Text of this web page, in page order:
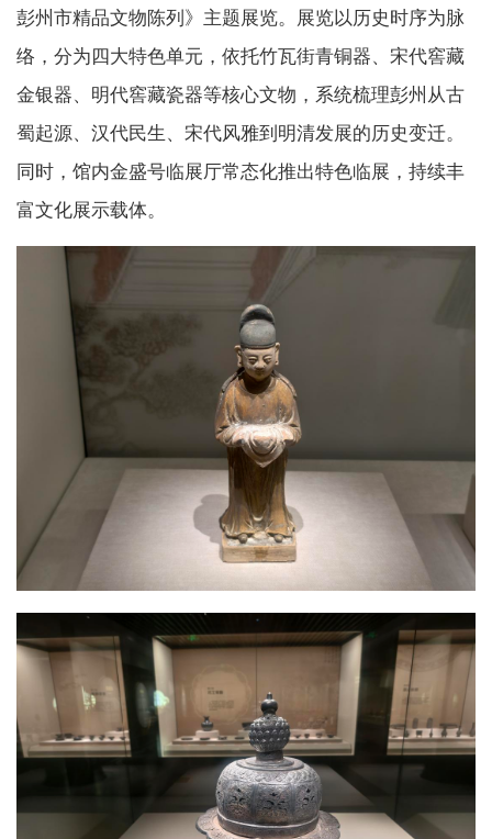
彭州市精品文物陈列》主题展览。展览以历史时序为脉
络，分为四大特色单元，依托竹瓦街青铜器、宋代窖藏
金银器、明代窖藏瓷器等核心文物，系统梳理彭州从古
蜀起源、汉代民生、宋代风雅到明清发展的历史变迁。
同时，馆内金盛号临展厅常态化推出特色临展，持续丰
富文化展示载体。